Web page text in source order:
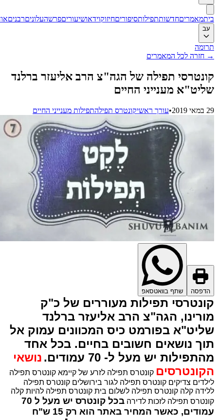
מאמריםחדשותתפילותסיפוריםחיזוקוידאושיעוריםפרשהעלוניםרבניםאודות
חזרה לכל המאמרים
תפילה של הגה"צ הרב אליעזר ברלנד
מענייני החיים
•עורך ראשיקונטרס תפילהתפילות מענייני החיים
שתף בוואטסאפ
תפילות מעוררים של כ"ק
הגה"צ הרב אליעזר ברלנד
בפורמט כיס המכוונים עמוק אל
נושאים חשובים בחיים. בכל אחד
יש מעל ל- 70 עמודים.
נושאי
קונטרס תפילה לזרע של קיימא קונטרס תפילה
צדיקים קונטרס תפילה לגור בירושלים קונטרס תפילה
קלה קונטרס תפילה לשלום בית קונטרס תפילה להיות קלה
תפילה לזכות לדירה
בכל קונטרס יש מעל ל 70
עמודים, כאשר המחיר באתר הוא רק 15 ש"ח